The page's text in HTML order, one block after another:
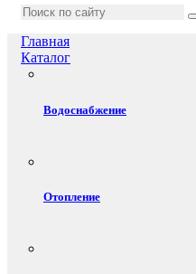
Главная
Каталог
Водоснабжение
Отопление